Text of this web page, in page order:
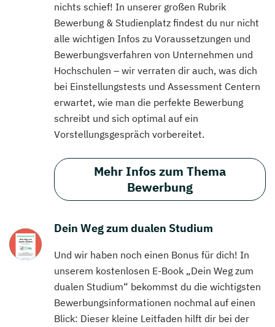
nichts schief! In unserer großen Rubrik
Bewerbung & Studienplatz findest du nur nicht
alle wichtigen Infos zu Voraussetzungen und
Bewerbungsverfahren von Unternehmen und
Hochschulen – wir verraten dir auch, was dich
bei Einstellungstests und Assessment Centern
erwartet, wie man die perfekte Bewerbung
schreibt und sich optimal auf ein
Vorstellungsgespräch vorbereitet.
Mehr Infos zum Thema
Bewerbung
Dein Weg zum dualen Studium
Und wir haben noch einen Bonus für dich! In
unserem kostenlosen E-Book „Dein Weg zum
dualen Studium“ bekommst du die wichtigsten
Bewerbungsinformationen nochmal auf einen
Blick: Dieser kleine Leitfaden hilft dir bei der